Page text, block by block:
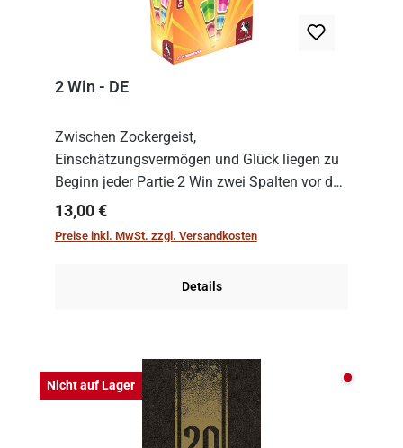
2 Win - DE
Zwischen Zockergeist,
Einschätzungsvermögen und Glück liegen zu
Beginn jeder Partie 2 Win zwei Spalten vor den
Spielenden aus, die es in die Höhe zu treiben
gilt. Doch das geht natürlich nur, solange man
Regulärer Preis:
13,00 €
Preise inkl. MwSt. zzgl. Versandkosten
Details
Nicht auf Lager Nicht